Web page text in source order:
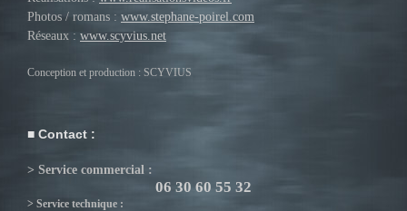
Photos / romans : www.stephane-poirel.com
Réseaux : www.scyvius.net
Conception et production : SCYVIUS
Contact :
> Service commercial :
06 30 60 55 32
> Service technique :